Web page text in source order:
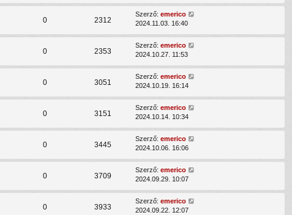
0 2312
Szerző: emerico
2024.11.03. 16:40
0 2353
Szerző: emerico
2024.10.27. 11:53
0 3051
Szerző: emerico
2024.10.19. 16:14
0 3151
Szerző: emerico
2024.10.14. 10:34
0 3445
Szerző: emerico
2024.10.06. 16:06
0 3709
Szerző: emerico
2024.09.29. 10:07
0 3933
Szerző: emerico
2024.09.22. 12:07